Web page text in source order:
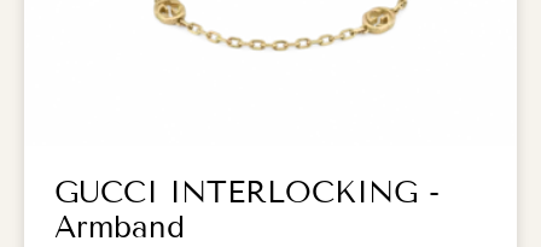
GUCCI INTERLOCKING -
Armband